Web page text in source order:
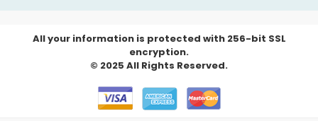
All your information is protected with 256-bit SSL
encryption.
© 2025 All Rights Reserved.